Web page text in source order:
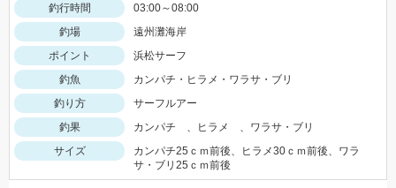
釣行時間
03:00～08:00
釣場
遠州灘海岸
ポイント
浜松サーフ
釣魚
カンパチ・ヒラメ・ワラサ・ブリ
釣り方
サーフルアー
釣果
カンパチ 、ヒラメ 、ワラサ・ブリ
サイズ
カンパチ25ｃｍ前後、ヒラメ30ｃｍ前後、ワラ
サ・ブリ25ｃｍ前後